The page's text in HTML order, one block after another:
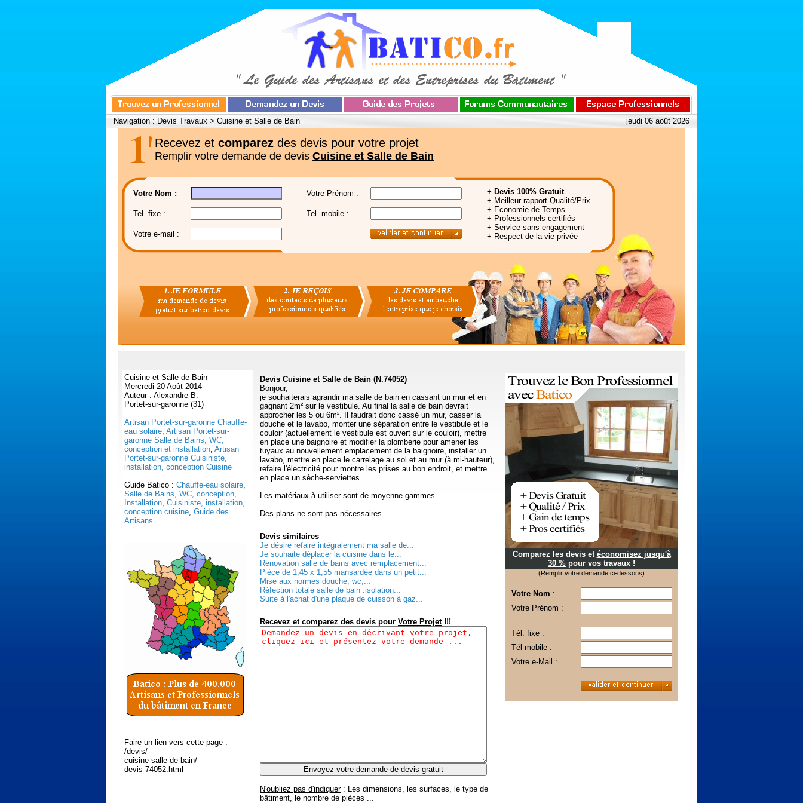
Navigation : Devis Travaux > Cuisine et Salle de Bain jeudi 06 août 2026
Recevez et comparez des devis pour votre projet
Remplir votre demande de devis Cuisine et Salle de Bain
Votre Nom : Votre Prénom :
+ Devis 100% Gratuit
+ Meilleur rapport Qualité/Prix
+ Economie de Temps
+ Professionnels certifiés
+ Service sans engagement
+ Respect de la vie privée
Tel. fixe : Tel. mobile :
Votre e-mail :
Cuisine et Salle de Bain
Mercredi 20 Août 2014
Auteur : Alexandre B.
Portet-sur-garonne (31)
Artisan Portet-sur-garonne Chauffe-
eau solaire, Artisan Portet-sur-
garonne Salle de Bains, WC,
conception et installation, Artisan
Portet-sur-garonne Cuisiniste,
installation, conception Cuisine
Guide Batico : Chauffe-eau solaire,
Salle de Bains, WC, conception,
Installation, Cuisiniste, installation,
conception cuisine, Guide des
Artisans
Faire un lien vers cette page :
/devis/
cuisine-salle-de-bain/
devis-74052.html
Devis Cuisine et Salle de Bain (N.74052)
Bonjour,
je souhaiterais agrandir ma salle de bain en cassant un mur et en
gagnant 2m² sur le vestibule. Au final la salle de bain devrait
approcher les 5 ou 6m². Il faudrait donc cassé un mur, casser la
douche et le lavabo, monter une séparation entre le vestibule et le
couloir (actuellement le vestibule est ouvert sur le couloir), mettre
en place une baignoire et modifier la plomberie pour amener les
tuyaux au nouvellement emplacement de la baignoire, installer un
lavabo, mettre en place le carrelage au sol et au mur (à mi-hauteur),
refaire l'électricité pour montre les prises au bon endroit, et mettre
en place un sèche-serviettes.
Les matériaux à utiliser sont de moyenne gammes.
Des plans ne sont pas nécessaires.
Devis similaires
Je désire refaire intégralement ma salle de...
Je souhaite déplacer la cuisine dans le...
Renovation salle de bains avec remplacement...
Pièce de 1,45 x 1,55 mansardée dans un petit...
Mise aux normes douche, wc,...
Réfection totale salle de bain :isolation...
Suite à l'achat d'une plaque de cuisson à gaz...
Recevez et comparez des devis pour Votre Projet!!!
N'oubliez pas d'indiquer: Les dimensions, les surfaces, le type de
bâtiment, le nombre de pièces ...
Comparez les devis et économisez jusqu'à
30 % pour vos travaux !
(Remplir votre demande ci-dessous)
Votre Nom :
Votre Prénom :
Tél. fixe :
Tél mobile :
Votre e-Mail :